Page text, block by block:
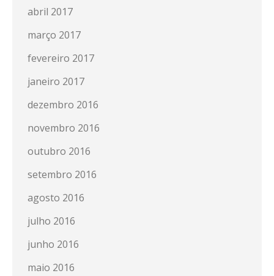
abril 2017
março 2017
fevereiro 2017
janeiro 2017
dezembro 2016
novembro 2016
outubro 2016
setembro 2016
agosto 2016
julho 2016
junho 2016
maio 2016